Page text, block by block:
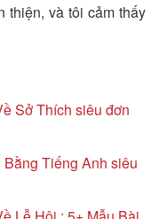
thiện, và tôi cảm thấy
Sở Thích siêu đơn
Tiếng Anh siêu